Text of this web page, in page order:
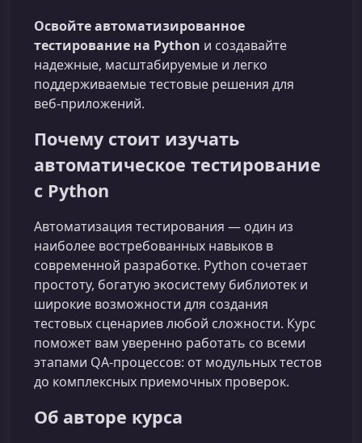
Освойте автоматизированное
тестирование на Python и создавайте
надежные, масштабируемые и легко
поддерживаемые тестовые решения для
веб‑приложений.
Почему стоит изучать
автоматическое тестирование
с Python
Автоматизация тестирования — один из
наиболее востребованных навыков в
современной разработке. Python сочетает
простоту, богатую экосистему библиотек и
широкие возможности для создания
тестовых сценариев любой сложности. Курс
поможет вам уверенно работать со всеми
этапами QA‑процессов: от модульных тестов
до комплексных приемочных проверок.
Об авторе курса